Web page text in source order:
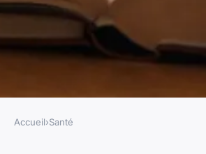
Accueil›Santé